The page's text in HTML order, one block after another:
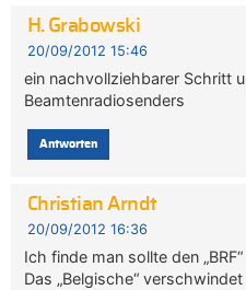
H. Grabowski
20/09/2012 15:46
ein nachvollziehbarer Schritt
Beamtenradiosenders
Antworten
Christian Arndt
20/09/2012 16:36
Ich finde man sollte den
Das „Belgische“